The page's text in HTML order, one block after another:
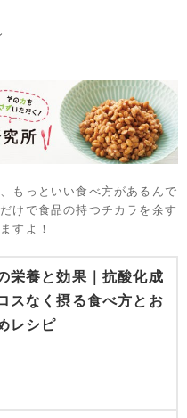
もっといい食べ方があるんで
けで食品の持つチカラを余す
すよ！
栄養と効果｜抗酸化成
スなく摂る食べ方とお
レシピ